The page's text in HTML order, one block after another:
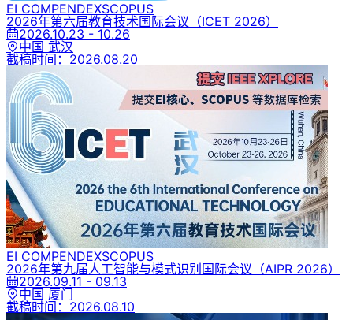
EI COMPENDEXSCOPUS
2026年第六届教育技术国际会议 （ICET 2026）
2026.10.23 - 10.26
中国 武汉
截稿时间： 2026.08.20
EI COMPENDEXSCOPUS
2026年第九届人工智能与模式识别国际会议 （AIPR 2026）
2026.09.11 - 09.13
中国 厦门
截稿时间： 2026.08.10